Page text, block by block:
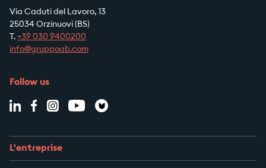
Via Caduti del Lavoro, 13
25034 Orzinuovi (BS)
T. +39 030 9400200
info@gruppoab.com
Follow us
L'entreprise